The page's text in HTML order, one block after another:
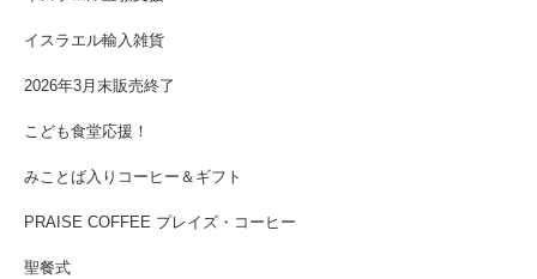
イスラエル輸入雑貨
2026年3月末販売終了
こども食堂応援！
みことば入りコーヒー＆ギフト
PRAISE COFFEE プレイズ・コーヒー
聖餐式